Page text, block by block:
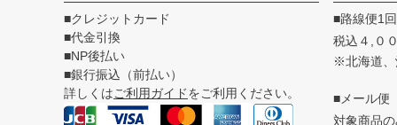
■クレジットカード
■代金引換
■NP後払い
■銀行振込（前払い）
詳しくはご利用ガイドをご利用ください。
■路線便1
税込４,０
※北海道、
■メール便
対象商品